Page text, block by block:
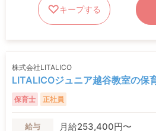
キープする
株式会社LITALICO
LITALICOジュニア越谷教室の保
保育士 正社員
給与
月給253,400円〜